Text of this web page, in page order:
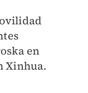
en
Xinhua.